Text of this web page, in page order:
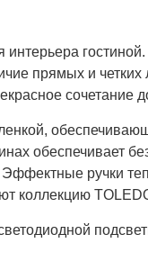
прямых и
сочетание
обеспечивает
ручки
коллекцию